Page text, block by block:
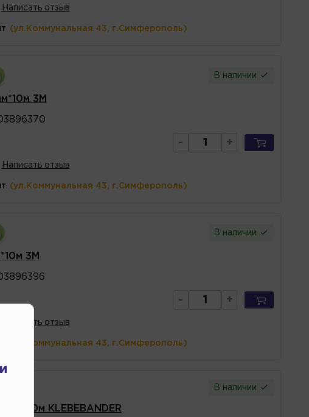
Написать отзыв
(ул.Коммунальная 43, г.Симферополь)
В наличии
3M
- +
Написать отзыв
(ул.Коммунальная 43, г.Симферополь)
В наличии
3M
- +
Написать отзыв
(ул.Коммунальная 43, г.Симферополь)
В наличии
KLEBEBANDER